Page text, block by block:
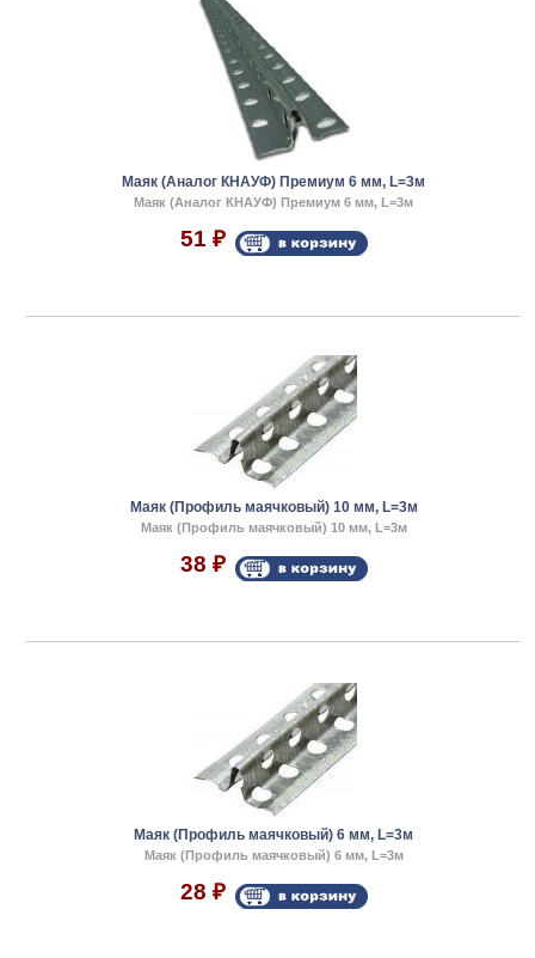
Маяк (Аналог КНАУФ) Премиум 6 мм, L=3м
Маяк (Аналог КНАУФ) Премиум 6 мм, L=3м
51 ₽
Маяк (Профиль маячковый) 10 мм, L=3м
Маяк (Профиль маячковый) 10 мм, L=3м
38 ₽
Маяк (Профиль маячковый) 6 мм, L=3м
Маяк (Профиль маячковый) 6 мм, L=3м
28 ₽